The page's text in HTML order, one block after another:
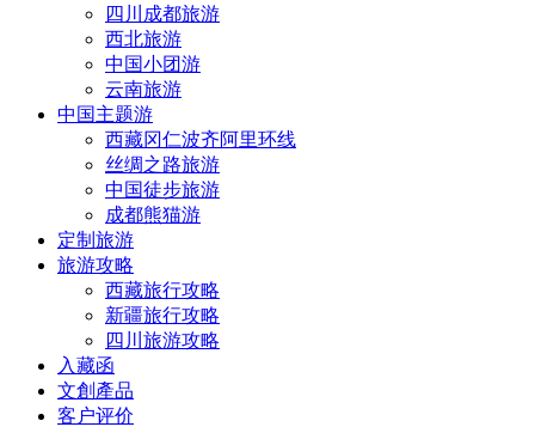
四川成都旅游
西北旅游
中国小团游
云南旅游
中国主题游
西藏冈仁波齐阿里环线
丝绸之路旅游
中国徒步旅游
成都熊猫游
定制旅游
旅游攻略
西藏旅行攻略
新疆旅行攻略
四川旅游攻略
入藏函
文創產品
客户评价